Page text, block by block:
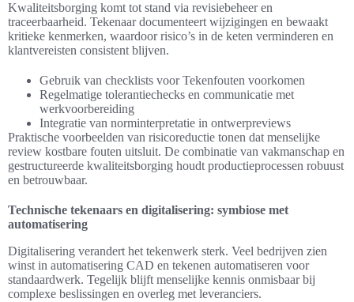
Kwaliteitsborging komt tot stand via revisiebeheer en
traceerbaarheid. Tekenaar documenteert wijzigingen en bewaakt
kritieke kenmerken, waardoor risico’s in de keten verminderen en
klantvereisten consistent blijven.
Gebruik van checklists voor Tekenfouten voorkomen
Regelmatige tolerantiechecks en communicatie met
werkvoorbereiding
Integratie van norminterpretatie in ontwerpreviews
Praktische voorbeelden van risicoreductie tonen dat menselijke
review kostbare fouten uitsluit. De combinatie van vakmanschap en
gestructureerde kwaliteitsborging houdt productieprocessen robuust
en betrouwbaar.
Technische tekenaars en digitalisering: symbiose met
automatisering
Digitalisering verandert het tekenwerk sterk. Veel bedrijven zien
winst in automatisering CAD en tekenen automatiseren voor
standaardwerk. Tegelijk blijft menselijke kennis onmisbaar bij
complexe beslissingen en overleg met leveranciers.